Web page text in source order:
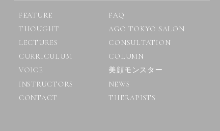
FEATURE
FAQ
THOUGHT
AGO TOKYO SALON
LECTURES
CONSULTATION
CURRICULUM
COLUMN
VOICE
美顔モンスター
INSTRUCTORS
NEWS
CONTACT
THERAPISTS